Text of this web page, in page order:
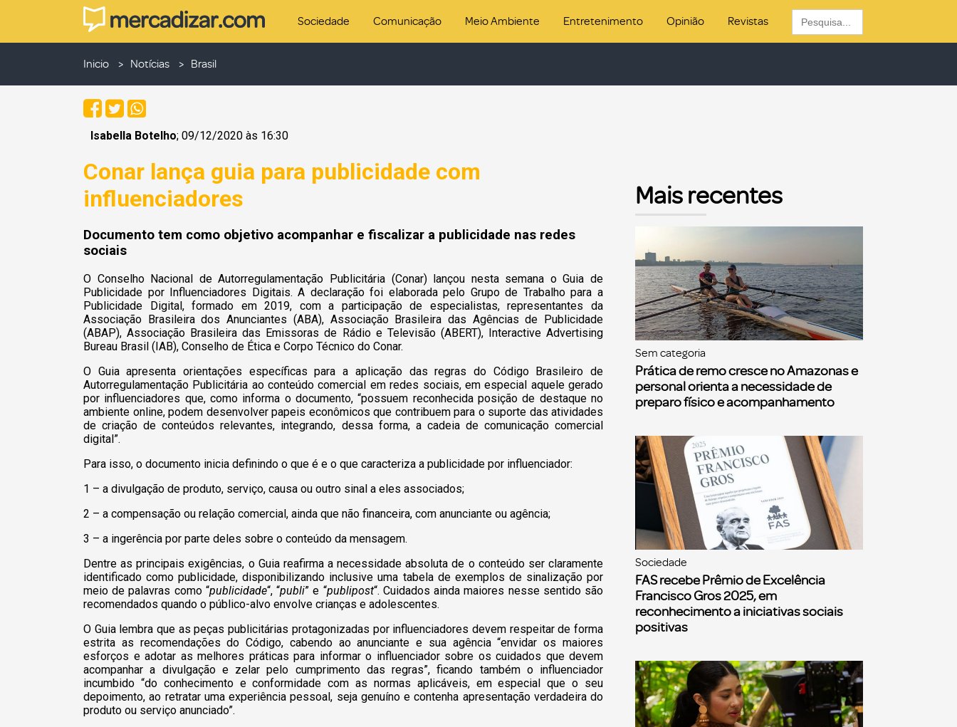
Sociedade Comunicação Meio Ambiente Entretenimento Opinião Revistas
Search
for:
Inicio Notícias Brasil
Isabella Botelho; 09/12/2020 às 16:30
Conar lança guia para publicidade com
influenciadores
Documento tem como objetivo acompanhar e fiscalizar a publicidade nas redes
sociais
O Conselho Nacional de Autorregulamentação Publicitária (Conar) lançou nesta semana o Guia de
Publicidade por Influenciadores Digitais. A declaração foi elaborada pelo Grupo de Trabalho para a
Publicidade Digital, formado em 2019, com a participação de especialistas, representantes da
Associação Brasileira dos Anunciantes (ABA), Associação Brasileira das Agências de Publicidade
(ABAP), Associação Brasileira das Emissoras de Rádio e Televisão (ABERT), Interactive Advertising
Bureau Brasil (IAB), Conselho de Ética e Corpo Técnico do Conar.
O Guia apresenta orientações específicas para a aplicação das regras do Código Brasileiro de
Autorregulamentação Publicitária ao conteúdo comercial em redes sociais, em especial aquele gerado
por influenciadores que, como informa o documento, “possuem reconhecida posição de destaque no
ambiente online, podem desenvolver papeis econômicos que contribuem para o suporte das atividades
de criação de conteúdos relevantes, integrando, dessa forma, a cadeia de comunicação comercial
digital”.
Para isso, o documento inicia definindo o que é e o que caracteriza a publicidade por influenciador:
1 – a divulgação de produto, serviço, causa ou outro sinal a eles associados;
2 – a compensação ou relação comercial, ainda que não financeira, com anunciante ou agência;
3 – a ingerência por parte deles sobre o conteúdo da mensagem.
Dentre as principais exigências, o Guia reafirma a necessidade absoluta de o conteúdo ser claramente
identificado como publicidade, disponibilizando inclusive uma tabela de exemplos de sinalização por
meio de palavras como “publicidade“, “publi” e “publipost“. Cuidados ainda maiores nesse sentido são
recomendados quando o público-alvo envolve crianças e adolescentes.
O Guia lembra que as peças publicitárias protagonizadas por influenciadores devem respeitar de forma
estrita as recomendações do Código, cabendo ao anunciante e sua agência “envidar os maiores
esforços e adotar as melhores práticas para informar o influenciador sobre os cuidados que devem
acompanhar a divulgação e zelar pelo cumprimento das regras”, ficando também o influenciador
incumbido “do conhecimento e conformidade com as normas aplicáveis, em especial que o seu
depoimento, ao retratar uma experiência pessoal, seja genuíno e contenha apresentação verdadeira do
produto ou serviço anunciado”.
Mais recentes
Sem categoria
Prática de remo cresce no Amazonas e
personal orienta a necessidade de
preparo físico e acompanhamento
Sociedade
FAS recebe Prêmio de Excelência
Francisco Gros 2025, em
reconhecimento a iniciativas sociais
positivas